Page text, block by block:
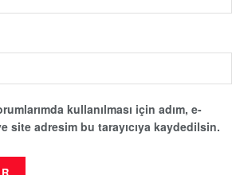
kullanılması için adım, e-
site adresim bu tarayıcıya kaydedilsin.